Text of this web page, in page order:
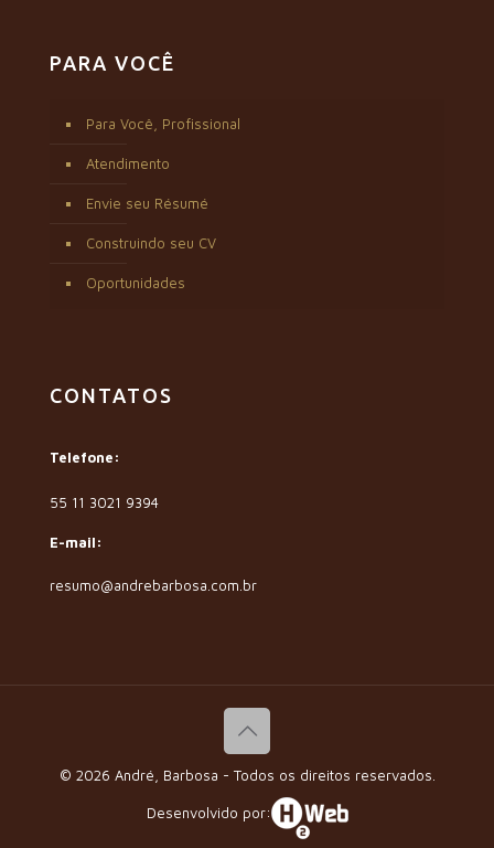
PARA VOCÊ
Para Você, Profissional
Atendimento
Envie seu Résumé
Construindo seu CV
Oportunidades
CONTATOS
Telefone:
55 11 3021 9394
E-mail:
resumo@andrebarbosa.com.br
© 2026 André, Barbosa - Todos os direitos reservados.
Desenvolvido por: